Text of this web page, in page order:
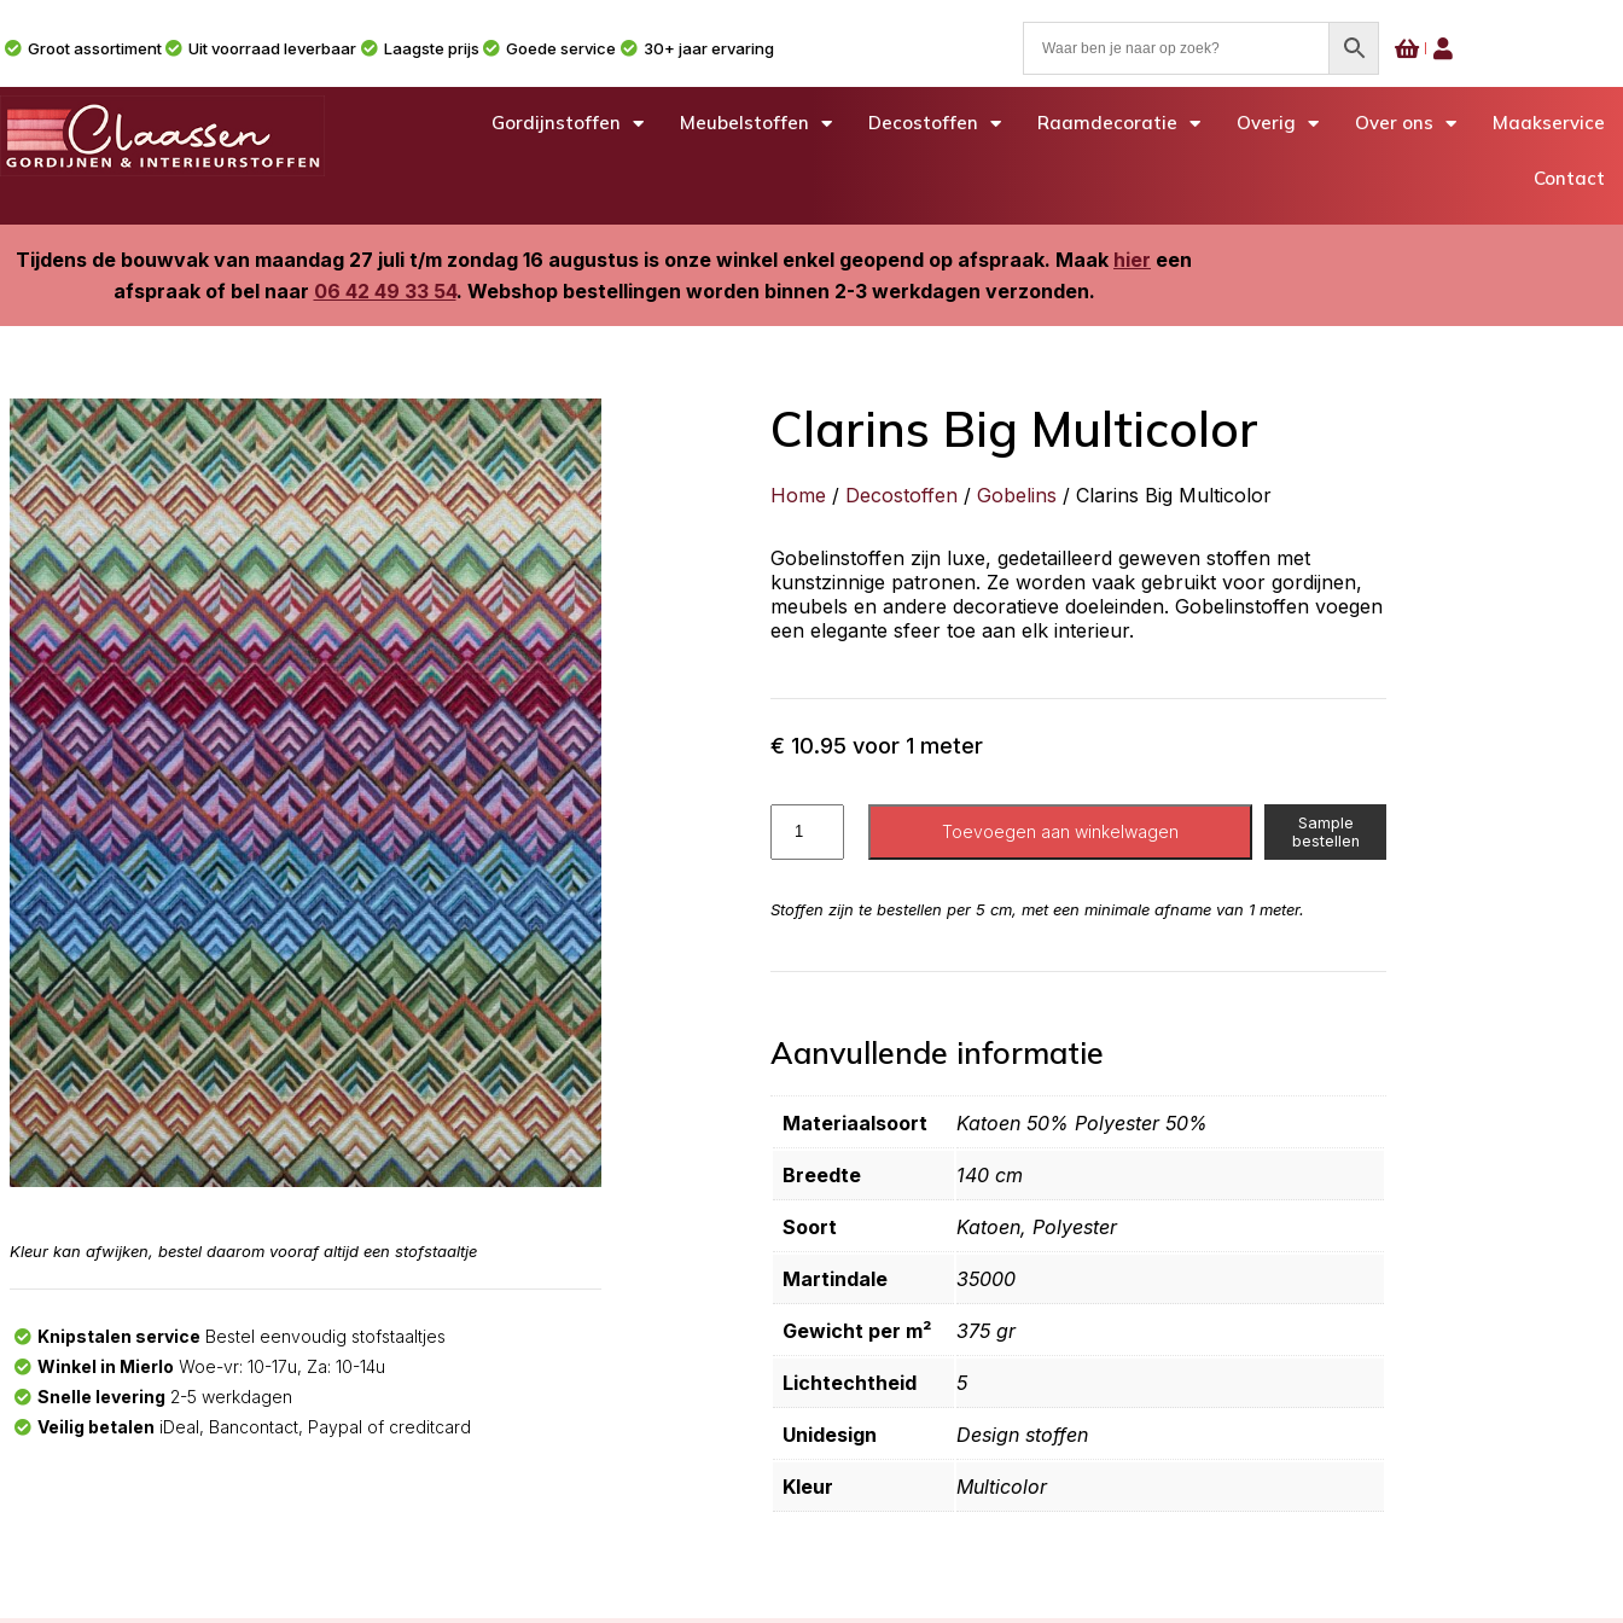
Groot assortiment Uit voorraad leverbaar Laagste prijs Goede service 30+ jaar ervaring
Gordijnstoffen Meubelstoffen Decostoffen Raamdecoratie Overig Over ons Maakservice
Contact
Tijdens de bouwvak van maandag 27 juli t/m zondag 16 augustus is onze winkel enkel geopend op afspraak. Maak hier een
afspraak of bel naar 06 42 49 33 54. Webshop bestellingen worden binnen 2-3 werkdagen verzonden.
Kleur kan afwijken, bestel daarom vooraf altijd een stofstaaltje
Knipstalen service Bestel eenvoudig stofstaaltjes
Winkel in Mierlo Woe-vr: 10-17u, Za: 10-14u
Snelle levering 2-5 werkdagen
Veilig betalen iDeal, Bancontact, Paypal of creditcard
Clarins Big Multicolor
Home / Decostoffen / Gobelins / Clarins Big Multicolor
Gobelinstoffen zijn luxe, gedetailleerd geweven stoffen met
kunstzinnige patronen. Ze worden vaak gebruikt voor gordijnen,
meubels en andere decoratieve doeleinden. Gobelinstoffen voegen
een elegante sfeer toe aan elk interieur.
€ 10.95 voor 1 meter
Toevoegen aan winkelwagen
Sample
bestellen
Stoffen zijn te bestellen per 5 cm, met een minimale afname van 1 meter.
Aanvullende informatie
Materiaalsoort Katoen 50% Polyester 50%
Breedte 140 cm
Soort Katoen, Polyester
Martindale 35000
Gewicht per m² 375 gr
Lichtechtheid 5
Unidesign Design stoffen
Kleur Multicolor